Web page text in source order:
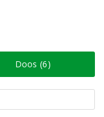
Doos (6)